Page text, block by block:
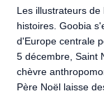
Les illustrateurs
histoires. Goobia
d'Europe centrale
5 décembre, Saint
chèvre
Père Noël laisse